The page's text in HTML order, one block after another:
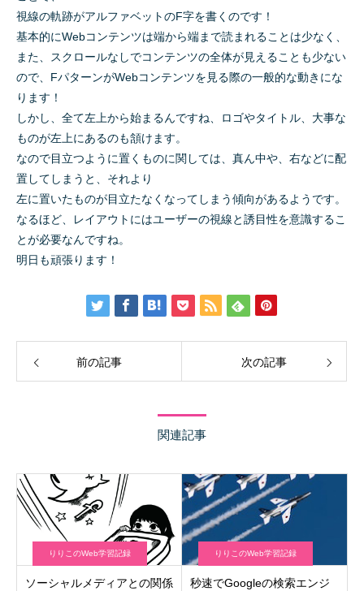
視線の軌跡がアルファベットのF字を書くのです！
基本的にWebコンテンツは端から端まで読まれることは少なく、
また、スクロールなしでコンテンツの全体が見えることも少ない
ので、FパターンがWebコンテンツを見る際の一般的な動きにな
ります！
しかし、全て左上から始まるんですね、ロゴやタイトル、大事な
ものが左上にあるのも頷けます。
なので目立つように置くものに関しては、真ん中や、右などに配
置してしまうと、それより
左に置いたものが目立たなくなってしまう傾向があるようです。
なるほど、レイアウトにはユーザーの視線と誘目性を意識するこ
とが必要なんですね。
明日も頑張ります！
前の記事 次の記事
関連記事
りりこのWeb学習記録
ソーシャルメディアとの関係
りりこのWeb学習記録
秒速でGoogleの検索エンジ